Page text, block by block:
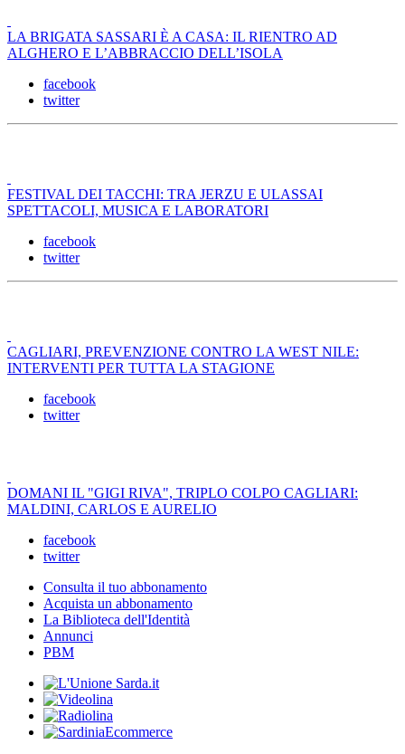
LA BRIGATA SASSARI È A CASA: IL RIENTRO AD
ALGHERO E L’ABBRACCIO DELL’ISOLA
facebook
twitter
FESTIVAL DEI TACCHI: TRA JERZU E ULASSAI
SPETTACOLI, MUSICA E LABORATORI
facebook
twitter
CAGLIARI, PREVENZIONE CONTRO LA WEST NILE:
INTERVENTI PER TUTTA LA STAGIONE
facebook
twitter
DOMANI IL "GIGI RIVA", TRIPLO COLPO CAGLIARI:
MALDINI, CARLOS E AURELIO
facebook
twitter
Consulta il tuo abbonamento
Acquista un abbonamento
La Biblioteca dell'Identità
Annunci
PBM